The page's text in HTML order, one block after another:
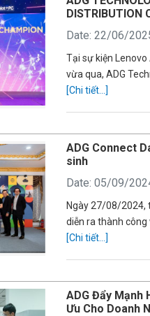
DISTRIBUTION
Date: 22/06/
Tại sự kiện
vừa qua, ADG
[Chi tiết...]
ADG Connect
sinh
Date: 05/09/
Ngày 27/08/2024,
diễn ra thành công
[Chi tiết...]
ADG Đẩy Mạnh
Ưu Cho Doanh